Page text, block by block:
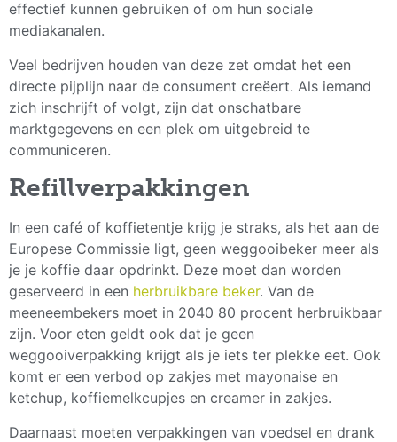
effectief kunnen gebruiken of om hun sociale
mediakanalen.
Veel bedrijven houden van deze zet omdat het een
directe pijplijn naar de consument creëert. Als iemand
zich inschrijft of volgt, zijn dat onschatbare
marktgegevens en een plek om uitgebreid te
communiceren.
Refillverpakkingen
In een café of koffietentje krijg je straks, als het aan de
Europese Commissie ligt, geen weggooibeker meer als
je je koffie daar opdrinkt. Deze moet dan worden
geserveerd in een herbruikbare beker. Van de
meeneembekers moet in 2040 80 procent herbruikbaar
zijn. Voor eten geldt ook dat je geen
weggooiverpakking krijgt als je iets ter plekke eet. Ook
komt er een verbod op zakjes met mayonaise en
ketchup, koffiemelkcupjes en creamer in zakjes.
Daarnaast moeten verpakkingen van voedsel en drank